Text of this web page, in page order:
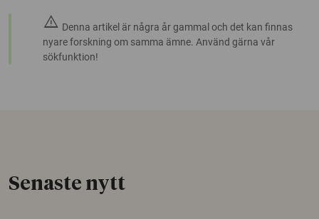
warning Denna artikel är några år gammal och det kan finnas
nyare forskning om samma ämne. Använd gärna vår
sökfunktion!
Senaste nytt